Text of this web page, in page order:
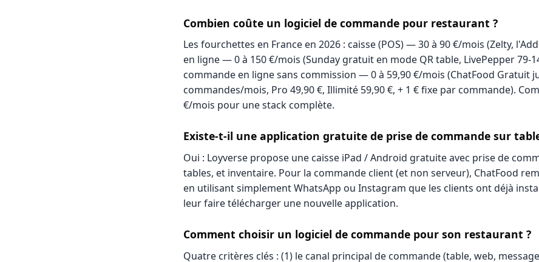
Combien coûte un logiciel de commande pour restaurant ?
Les fourchettes en France en 2026 : caisse (POS) — 30 à 90 €/mois (Zelty,
en ligne — 0 à 150 €/mois (Sunday gratuit en mode QR table, LivePepper 79-
commande en ligne sans commission — 0 à 59,90 €/mois (ChatFood Gratuit
commandes/mois, Pro 49,90 €, Illimité 59,90 €, + 1 € fixe par commande).
€/mois pour une stack complète.
Existe-t-il une application gratuite de prise de commande sur
Oui : Loyverse propose une caisse iPad / Android gratuite avec prise de
tables, et inventaire. Pour la commande client (et non serveur), ChatFood
en utilisant simplement WhatsApp ou Instagram que les clients ont déjà
leur faire télécharger une nouvelle application.
Comment choisir un logiciel de commande pour son restaurant ?
Quatre critères clés : (1) le canal principal de commande (table, web,